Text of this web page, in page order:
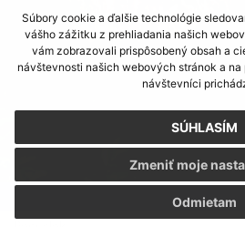
Súbory cookie a ďalšie technológie
vášho zážitku z prehliadania našich
vám zobrazovali prispôsobený obsah a
návštevnosti našich webových stránok a
návštevníci
SÚHLASÍM
Odmietam
Zmeniť moje